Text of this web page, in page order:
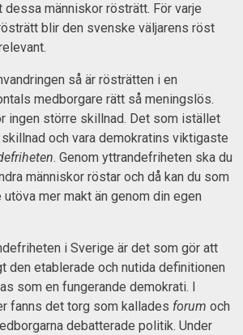
dessa människor rösträtt. För varje
blir den svenske väljarens röst
så är rösträtten i en
medborgare rätt så meningslös.
ingen större skillnad. Det som istället
och vara demokratins viktigaste
. Genom yttrandefriheten ska du
människor röstar och då kan du som
mer makt än genom din egen
i Sverige är det som gör att
den etablerade och nutida definitionen
som en fungerande demokrati. I
fanns det torg som kallades forum och
debatterade politik. Under